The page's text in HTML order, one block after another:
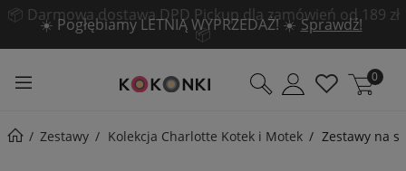
☀️ Pogłębiamy LETNIĄ WYPRZEDAŻ! ☀️ Sprawdź!
0
Zestawy Kolekcja Charlotte Kotek i Motek Zestawy na